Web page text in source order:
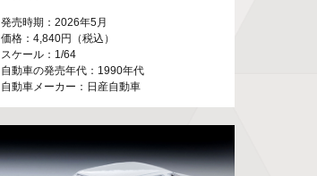
発売時期：2026年5月
価格：4,840円（税込）
スケール：1/64
自動車の発売年代：1990年代
自動車メーカー：日産自動車